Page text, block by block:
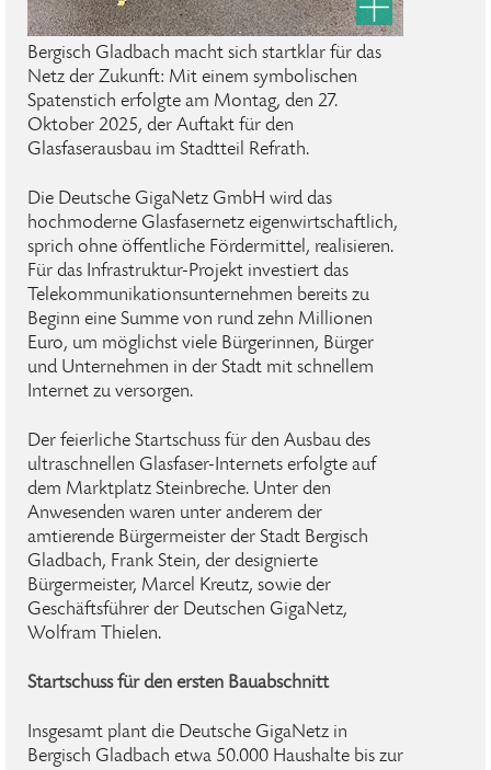
Bergisch Gladbach macht sich startklar für das
Netz der Zukunft: Mit einem symbolischen
Spatenstich erfolgte am Montag, den 27.
Oktober 2025, der Auftakt für den
Glasfaserausbau im Stadtteil Refrath.
Die Deutsche GigaNetz GmbH wird das
hochmoderne Glasfasernetz eigenwirtschaftlich,
sprich ohne öffentliche Fördermittel, realisieren.
Für das Infrastruktur-Projekt investiert das
Telekommunikationsunternehmen bereits zu
Beginn eine Summe von rund zehn Millionen
Euro, um möglichst viele Bürgerinnen, Bürger
und Unternehmen in der Stadt mit schnellem
Internet zu versorgen.
Der feierliche Startschuss für den Ausbau des
ultraschnellen Glasfaser-Internets erfolgte auf
dem Marktplatz Steinbreche. Unter den
Anwesenden waren unter anderem der
amtierende Bürgermeister der Stadt Bergisch
Gladbach, Frank Stein, der designierte
Bürgermeister, Marcel Kreutz, sowie der
Geschäftsführer der Deutschen GigaNetz,
Wolfram Thielen.
Startschuss für den ersten Bauabschnitt
Insgesamt plant die Deutsche GigaNetz in
Bergisch Gladbach etwa 50.000 Haushalte bis zur